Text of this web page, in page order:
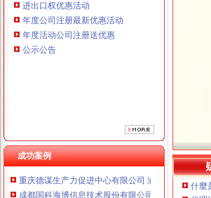
进出口权优惠活动
年度公司注册最新优惠活动
年度活动公司注册送优惠
公示公告
成功案例
重庆三虹房地产营销策划有限公司
重庆市优研房地产营销策划有限公司
重庆科米克商贸有限责任公司 渝北50万 （工商注册）
重庆瑾崇进出口贸易有限公司 渝中100万 （进出口权
重庆斯帕索商贸有限公司 渝中500万 （进出口权）
重庆德谋生产力促进中心有限公司 渝大10万 （工商
成都国科海博信息技术股份有限公司重庆分公司 渝
什麼